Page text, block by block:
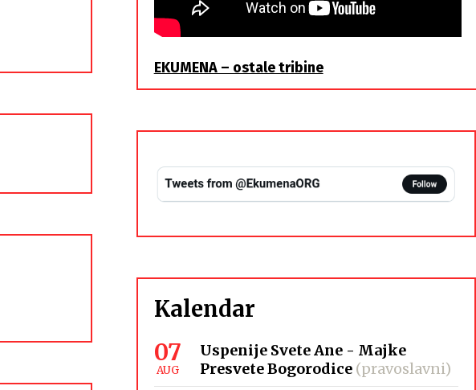
EKUMENA – ostale tribine
Kalendar
07
AUG
Uspenije Svete Ane - Majke
Presvete Bogorodice (pravoslavni)